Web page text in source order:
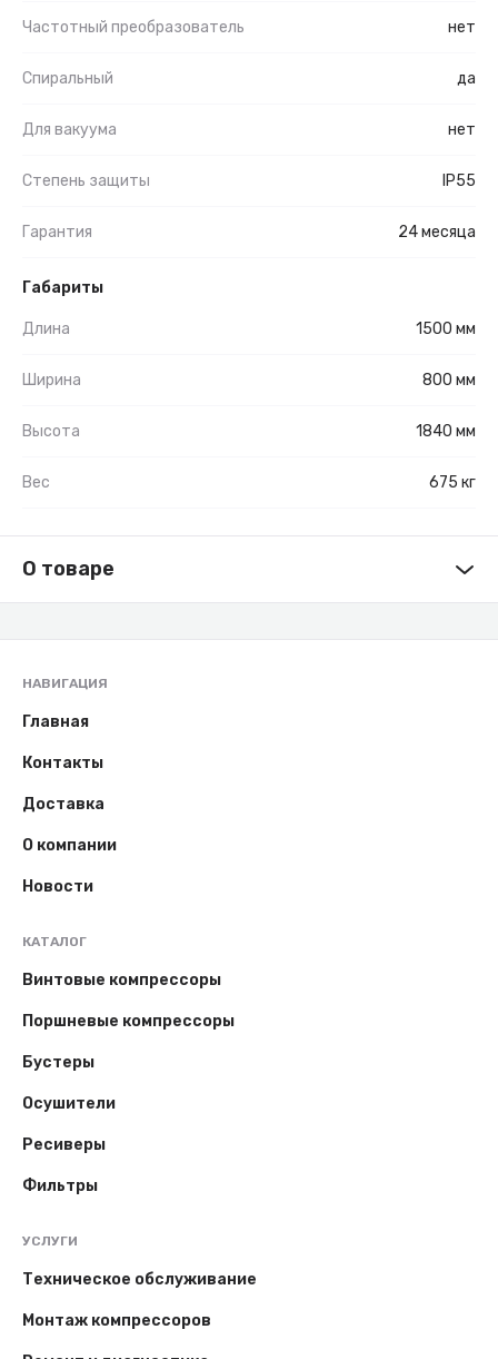
Частотный преобразователь нет
Спиральный да
Для вакуума нет
Степень защиты IP55
Гарантия 24 месяца
Габариты
Длина 1500 мм
Ширина 800 мм
Высота 1840 мм
Вес 675 кг
О товаре
НАВИГАЦИЯ
Главная
Контакты
Доставка
О компании
Новости
КАТАЛОГ
Винтовые компрессоры
Поршневые компрессоры
Бустеры
Осушители
Ресиверы
Фильтры
УСЛУГИ
Техническое обслуживание
Монтаж компрессоров